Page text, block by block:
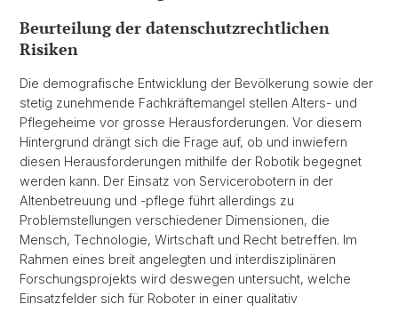
Beurteilung der datenschutzrechtlichen
Risiken
Die demografische Entwicklung der Bevölkerung sowie der
stetig zunehmende Fachkräftemangel stellen Alters- und
Pflegeheime vor grosse Herausforderungen. Vor diesem
Hintergrund drängt sich die Frage auf, ob und inwiefern
diesen Herausforderungen mithilfe der Robotik begegnet
werden kann. Der Einsatz von Servicerobotern in der
Altenbetreuung und -pflege führt allerdings zu
Problemstellungen verschiedener Dimensionen, die
Mensch, Technologie, Wirtschaft und Recht betreffen. Im
Rahmen eines breit angelegten und interdisziplinären
Forschungsprojekts wird deswegen untersucht, welche
Einsatzfelder sich für Roboter in einer qualitativ